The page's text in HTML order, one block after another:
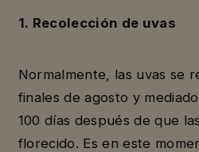
1. Recolección de uvas
Normalmente, las uvas se
finales de agosto y
100 días después de que
florecido. Es en este